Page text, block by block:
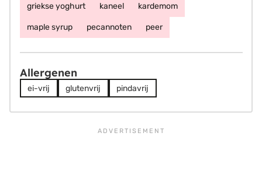
griekse yoghurt kaneel kardemom
maple syrup pecannoten peer
Allergenen
ei-vrij glutenvrij pindavrij